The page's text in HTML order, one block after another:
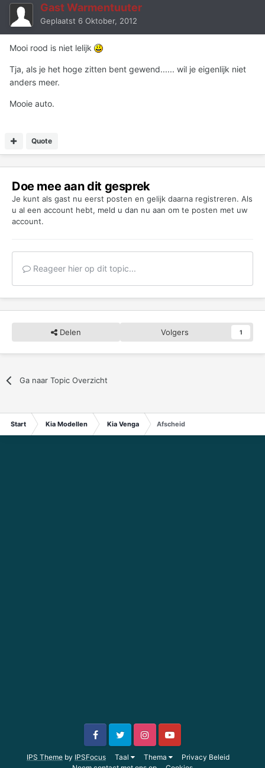
Gast Warmentuuter
Geplaatst 6 Oktober, 2012
Mooi rood is niet lelijk
Tja, als je het hoge zitten bent gewend...... wil je eigenlijk niet
anders meer.
Mooie auto.
Quote
Doe mee aan dit gesprek
Je kunt als gast nu eerst posten en gelijk daarna registreren. Als
u al een account hebt, meld u dan nu aan om te posten met uw
account.
Reageer hier op dit topic...
Delen Volgers 1
Ga naar Topic Overzicht
Start Kia Modellen Kia Venga Afscheid
IPS Theme by IPSFocus Taal Thema
Privacy Beleid